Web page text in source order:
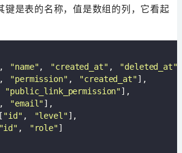
键是表的名称，值是数组的列，它看起
, "name", "created_at" , "deleted_at"
, "permission" , "created_at"],
"public_link_permission"],
, "email"],
"id" , "level"],
"id" , "role"]